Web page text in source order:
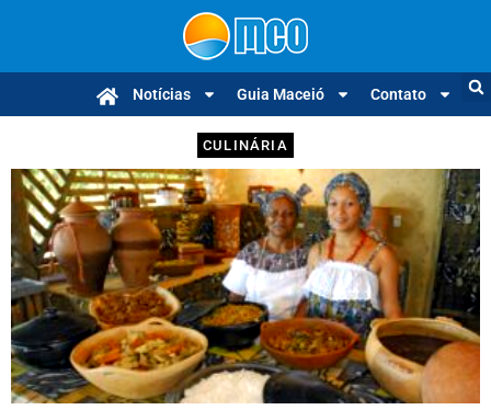
Notícias Guia Maceió Contato
CULINÁRIA